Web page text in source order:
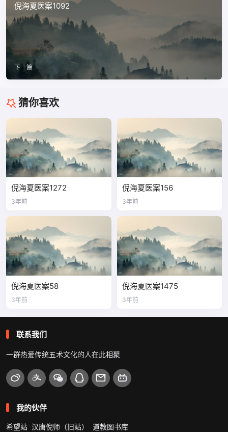
倪海夏医案1092
下一篇
猜你喜欢
倪海夏医案1272
3年前
倪海夏医案156
3年前
倪海夏医案58
3年前
倪海夏医案1475
3年前
联系我们
一群热爱传统五术文化的人在此相聚
我的伙伴
希望站 汉唐倪师（旧站） 道教图书库